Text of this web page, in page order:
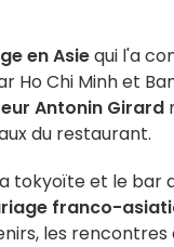
en Asiequi l'a
Ho Chi Minh et
Antonin Girard
du restaurant.
tokyoïte et le bar
franco-
les rencontres